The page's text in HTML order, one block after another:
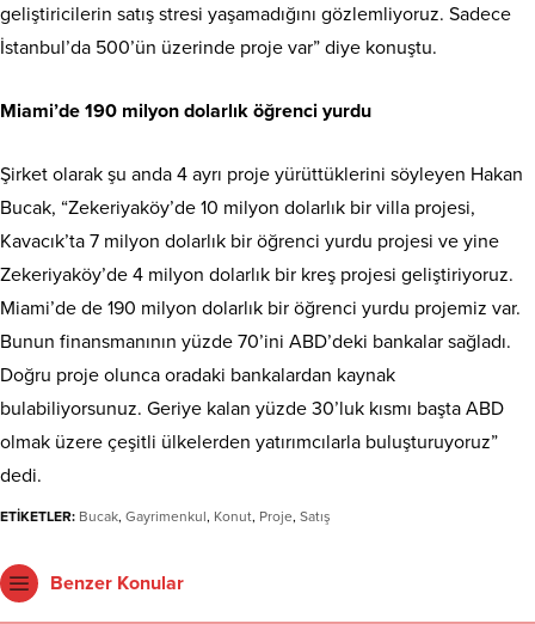
geliştiricilerin satış stresi yaşamadığını gözlemliyoruz. Sadece
İstanbul’da 500’ün üzerinde proje var” diye konuştu.
Miami’de 190 milyon dolarlık öğrenci yurdu
Şirket olarak şu anda 4 ayrı proje yürüttüklerini söyleyen Hakan
Bucak, “Zekeriyaköy’de 10 milyon dolarlık bir villa projesi,
Kavacık’ta 7 milyon dolarlık bir öğrenci yurdu projesi ve yine
Zekeriyaköy’de 4 milyon dolarlık bir kreş projesi geliştiriyoruz.
Miami’de de 190 milyon dolarlık bir öğrenci yurdu projemiz var.
Bunun finansmanının yüzde 70’ini ABD’deki bankalar sağladı.
Doğru proje olunca oradaki bankalardan kaynak
bulabiliyorsunuz. Geriye kalan yüzde 30’luk kısmı başta ABD
olmak üzere çeşitli ülkelerden yatırımcılarla buluşturuyoruz”
dedi.
ETİKETLER: Bucak, Gayrimenkul, Konut, Proje, Satış
Benzer Konular